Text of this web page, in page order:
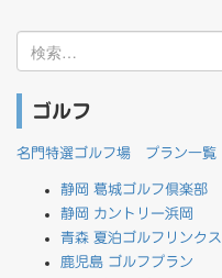
検
索:
ゴルフ
名門特選ゴルフ場 プラン一覧
静岡 葛城ゴルフ倶楽部
静岡 カントリー浜岡
青森 夏泊ゴルフリンクス
鹿児島 ゴルフプラン